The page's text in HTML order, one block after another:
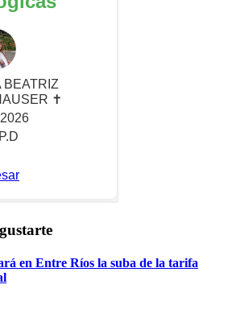
en Entre Ríos la suba de la tarifa